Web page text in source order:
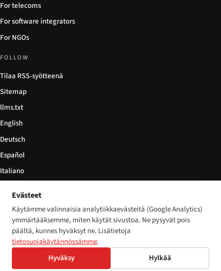
For telecoms
For software integrators
For NGOs
FOLLOW
Tilaa RSS-syötteenä
Sitemap
llms.txt
English
Deutsch
Español
Italiano
© 2026 Disability World. Kaikki oikeudet pidätetään. Cookie settings
DeutschEspañol PolskiFrançais
Evästeet
Käytämme valinnaisia analytiikkaevästeitä (Google Analytics)
ymmärtääksemme, miten käytät sivustoa. Ne pysyvät pois
päältä, kunnes hyväksyt ne. Lisätietoja
tietosuojakäytännössämme.
Hyväksy
Hylkää